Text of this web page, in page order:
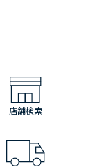
店舗検索